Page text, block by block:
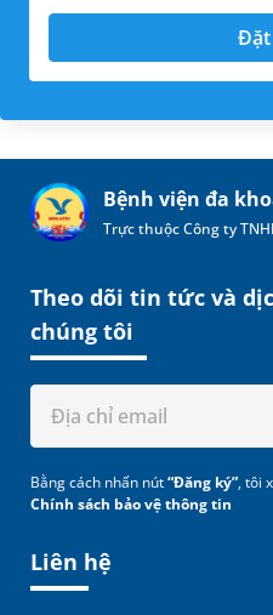
Đặt
Bệnh viện đa
Trực thuộc Công ty
Liên hệ
Theo dõi tin tức và
chúng tôi
Bằng cách nhấn nút“Đăng ký”, tôi
Chính sách bảo vệ thông tin